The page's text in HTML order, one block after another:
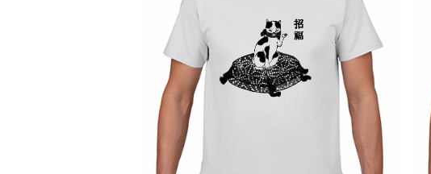
招き猫 Lucky Cat Tシャツ
SOLD OUT